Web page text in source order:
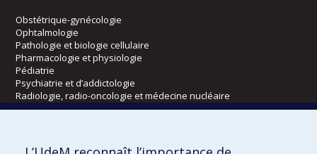
Obstétrique-gynécologie
Ophtalmologie
Pathologie et biologie cellulaire
Pharmacologie et physiologie
Pédiatrie
Psychiatrie et d’addictologie
Radiologie, radio-oncologie et médecine nucléaire